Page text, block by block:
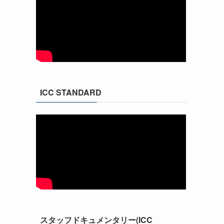
ICC STANDARD
スタッフドキュメンタリー(ICC